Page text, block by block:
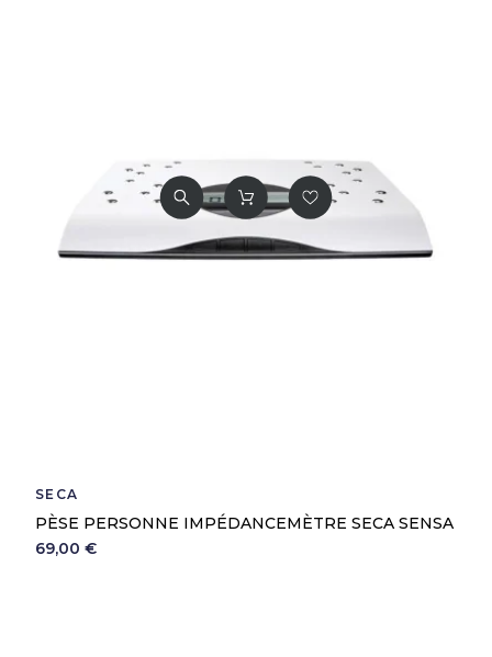
SECA
PÈSE PERSONNE IMPÉDANCEMÈTRE SECA SENSA
69,00 €